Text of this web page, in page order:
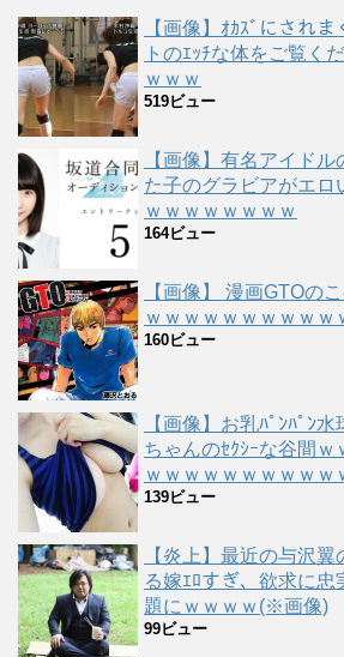
【画像】ｵｶｽﾞにされ
トのｴｯﾁな体をご覧く
ｗｗｗ
519ビュー
【画像】有名アイド
た子のグラビアがエロ
ｗｗｗｗｗｗｗｗ
164ビュー
【画像】 漫画GTOの
ｗｗｗｗｗｗｗｗｗｗ
160ビュー
【画像】お乳ﾊﾟﾝﾊﾟﾝ
ちゃんのｾｸｼｰな谷間ｗ
ｗｗｗｗｗｗｗｗｗｗ
139ビュー
【炎上】最近の与沢翼
る嫁ｴﾛすぎ、欲求に
題にｗｗｗｗ(※画像)
99ビュー